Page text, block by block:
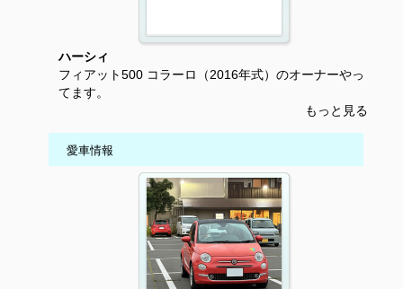
ハーシィ
フィアット500 コラーロ（2016年式）のオーナーやっ
てます。
もっと見る
愛車情報